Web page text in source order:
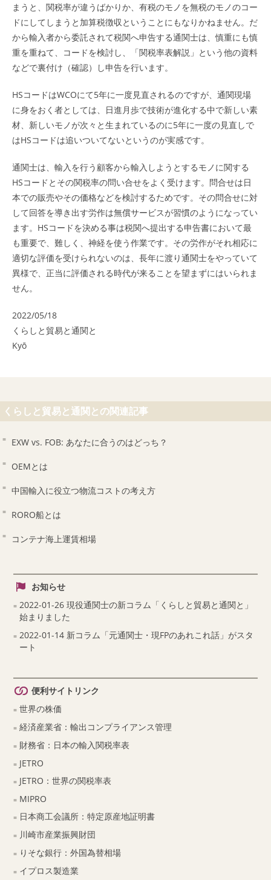
まうと、関税率が違うばかりか、有税のモノを無税のモノのコー
ドにしてしまうと加算税徴収ということにもなりかねません。だ
から輸入者から委託されて税関へ申告する通関士は、慎重にも慎
重を重ねて、コードを検討し、「関税率表解説」という他の資料
などで裏付け（確認）し申告を行います。
HSコードはWCOにて5年に一度見直されるのですが、通関現場
に身をおく者としては、日進月歩で技術が進化する中で新しい素
材、新しいモノが次々と生まれているのに5年に一度の見直しで
はHSコードは追いついてないというのが実感です。
通関士は、輸入を行う顧客から輸入しようとするモノに関する
HSコードとその関税率の問い合せをよく受けます。問合せは日
本での販売やその価格などを検討するためです。その問合せに対
して回答を導き出す労作は無償サービスが習慣のようになってい
ます。HSコードを決める事は税関へ提出する申告書において最
も重要で、難しく、神経を使う作業です。その労作がそれ相応に
適切な評価を受けられないのは、長年に渡り通関士をやっていて
異様で、正当に評価される時代が来ることを望まずにはいられま
せん。
2022/05/18
くらしと貿易と通関と
Kyō
くらしと貿易と通関との関連記事
EXW vs. FOB: あなたに合うのはどっち？
OEMとは
中国輸入に役立つ物流コストの考え方
RORO船とは
コンテナ海上運賃相場
お知らせ
2022-01-26 現役通関士の新コラム「くらしと貿易と通関と」
始まりました
2022-01-14 新コラム「元通関士・現FPのあれこれ話」がスタ
ート
便利サイトリンク
世界の株価
経済産業省：輸出コンプライアンス管理
財務省：日本の輸入関税率表
JETRO
JETRO：世界の関税率表
MIPRO
日本商工会議所：特定原産地証明書
川崎市産業振興財団
りそな銀行：外国為替相場
イプロス製造業